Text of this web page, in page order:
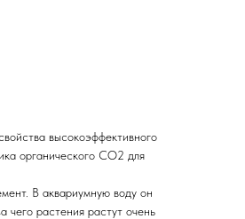
высокоэффективного
органического СО2 для
В аквариумную воду он
чего растения растут очень